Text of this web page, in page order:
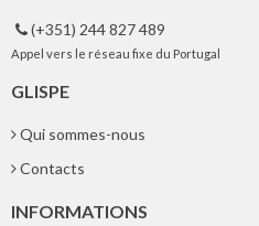
 (+351) 244 827 489
Appel vers le réseau fixe du Portugal
GLISPE
Qui sommes-nous
Contacts
INFORMATIONS